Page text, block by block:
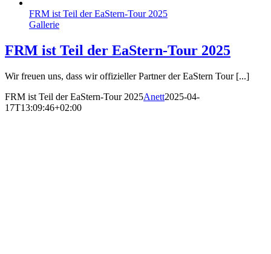
FRM ist Teil der EaStern-Tour 2025
Gallerie
FRM ist Teil der EaStern-Tour 2025
Wir freuen uns, dass wir offizieller Partner der EaStern Tour [...]
FRM ist Teil der EaStern-Tour 2025Anett2025-04-
17T13:09:46+02:00